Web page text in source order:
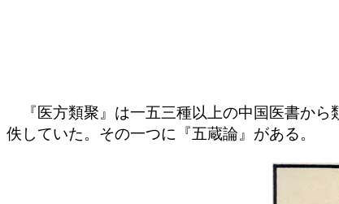
『医方類聚』は一五三種以上の中国医書から
佚していた。その一つに『五蔵論』がある。